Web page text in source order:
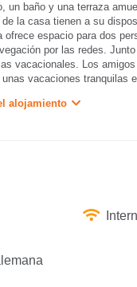
un baño y una terraza
la casa tienen a su
ofrece espacio para dos
por las redes.
vacacionales. Los
vacaciones tranquilas
alojamiento